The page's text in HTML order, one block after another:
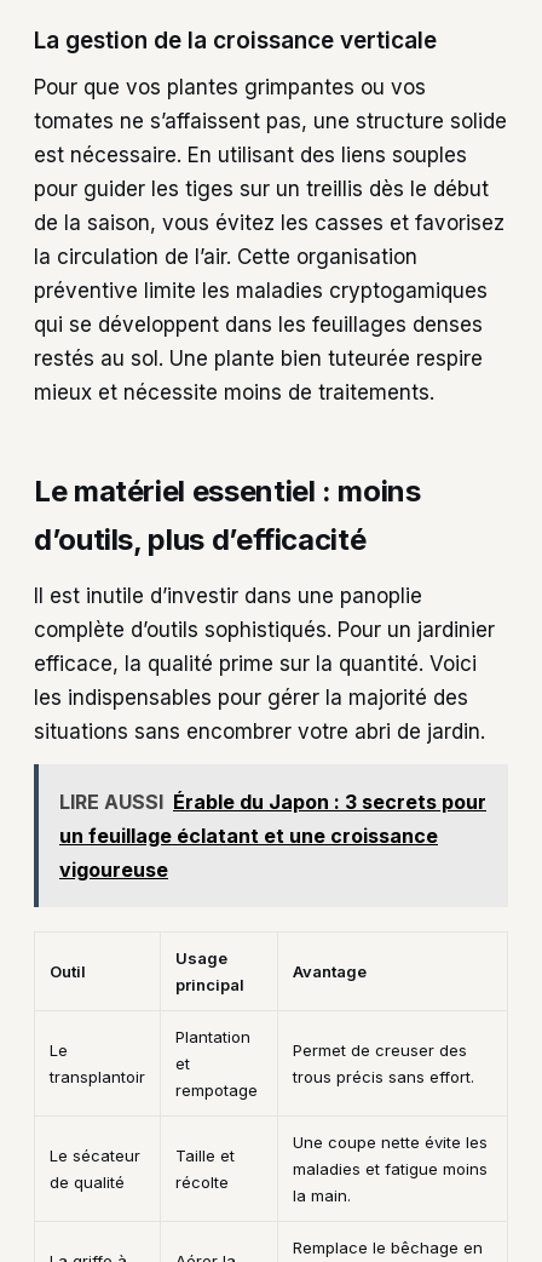
La gestion de la croissance verticale
Pour que vos plantes grimpantes ou vos
tomates ne s’affaissent pas, une structure solide
est nécessaire. En utilisant des liens souples
pour guider les tiges sur un treillis dès le début
de la saison, vous évitez les casses et favorisez
la circulation de l’air. Cette organisation
préventive limite les maladies cryptogamiques
qui se développent dans les feuillages denses
restés au sol. Une plante bien tuteurée respire
mieux et nécessite moins de traitements.
Le matériel essentiel : moins
d’outils, plus d’efficacité
Il est inutile d’investir dans une panoplie
complète d’outils sophistiqués. Pour un jardinier
efficace, la qualité prime sur la quantité. Voici
les indispensables pour gérer la majorité des
situations sans encombrer votre abri de jardin.
LIRE AUSSI Érable du Japon : 3 secrets pour
un feuillage éclatant et une croissance
vigoureuse
Outil
Usage
principal
Avantage
Le
transplantoir
Plantation
et
rempotage
Permet de creuser des
trous précis sans effort.
Le sécateur
de qualité
Taille et
récolte
Une coupe nette évite les
maladies et fatigue moins
la main.
Remplace le bêchage en